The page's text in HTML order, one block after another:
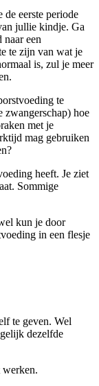
de eerste periode
jullie kindje. Ga
een
te zijn van wat je
is, zul je meer
te
zwangerschap) hoe
met je
mag gebruiken
heeft. Je ziet
Sommige
kun je door
in een flesje
te geven. Wel
dezelfde
werken.